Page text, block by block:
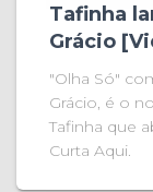
Tafinha
Grácio
"Olha Só"
Grácio, é o
Tafinha que
Curta Aqui.